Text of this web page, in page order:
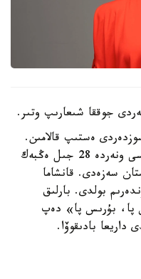
جوققا شىعارىپ وتىر.
ەستىپ قالامىن.
ەشقانداي دا تەز بايىعان جوقپىن. وسى ونەردە 28 جىل ەڭبەك
سەزەدى. قانشاما
بولدى. بارلىق
بۇرىس پا» دەپ
بادىقوۆا.